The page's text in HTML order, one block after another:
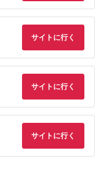
サイトに行く
サイトに行く
サイトに行く